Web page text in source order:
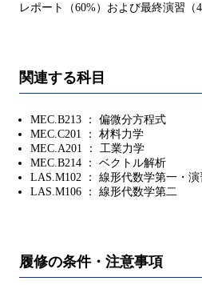
レポート（60%）および最終演習（
関連する科目
MEC.B213 ： 偏微分方程式
MEC.C201 ： 材料力学
MEC.A201 ： 工業力学
MEC.B214 ： ベクトル解析
LAS.M102 ： 線形代数学第一・演
LAS.M106 ： 線形代数学第二
履修の条件・注意事項